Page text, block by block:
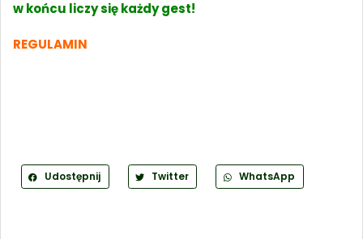
w końcu liczy się każdy gest!
REGULAMIN
Udostępnij Twitter WhatsApp